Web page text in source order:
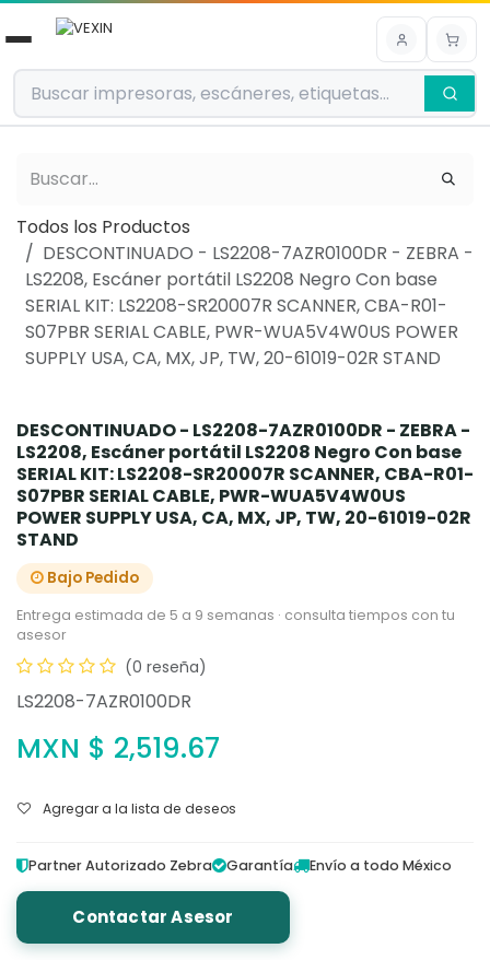
Ir al contenido
Todos los Productos
DESCONTINUADO - LS2208-7AZR0100DR - ZEBRA -
LS2208, Escáner portátil LS2208 Negro Con base
SERIAL KIT: LS2208-SR20007R SCANNER, CBA-R01-
S07PBR SERIAL CABLE, PWR-WUA5V4W0US POWER
SUPPLY USA, CA, MX, JP, TW, 20-61019-02R STAND
DESCONTINUADO - LS2208-7AZR0100DR - ZEBRA -
LS2208, Escáner portátil LS2208 Negro Con base
SERIAL KIT: LS2208-SR20007R SCANNER, CBA-R01-
S07PBR SERIAL CABLE, PWR-WUA5V4W0US
POWER SUPPLY USA, CA, MX, JP, TW, 20-61019-02R
STAND
Bajo Pedido
Entrega estimada de 5 a 9 semanas · consulta tiempos con tu
asesor
(0 reseña)
LS2208-7AZR0100DR
MXN $ 2,519.67
Agregar a la lista de deseos
Partner Autorizado Zebra Garantía Envío a todo México
Contactar Asesor